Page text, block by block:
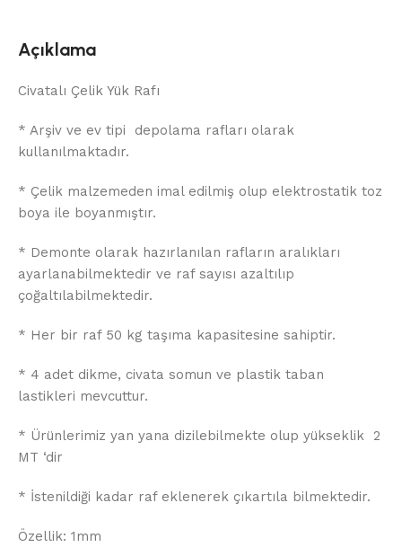
Açıklama
Civatalı Çelik Yük Rafı
* Arşiv ve ev tipi depolama rafları olarak
kullanılmaktadır.
* Çelik malzemeden imal edilmiş olup elektrostatik toz
boya ile boyanmıştır.
* Demonte olarak hazırlanılan rafların aralıkları
ayarlanabilmektedir ve raf sayısı azaltılıp
çoğaltılabilmektedir.
* Her bir raf 50 kg taşıma kapasitesine sahiptir.
* 4 adet dikme, civata somun ve plastik taban
lastikleri mevcuttur.
* Ürünlerimiz yan yana dizilebilmekte olup yükseklik 2
MT ‘dir
* İstenildiği kadar raf eklenerek çıkartıla bilmektedir.
Özellik: 1mm